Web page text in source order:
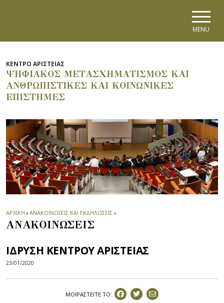
MENU
ΚΕΝΤΡΟ ΑΡΙΣΤΕΙΑΣ
ΨΗΦΙΑΚΟΣ ΜΕΤΑΣΧΗΜΑΤΙΣΜΟΣ ΚΑΙ
ΑΝΘΡΩΠΙΣΤΙΚΕΣ ΚΑΙ ΚΟΙΝΩΝΙΚΕΣ
ΕΠΙΣΤΗΜΕΣ
ΑΡΧΙΚΗ» ΑΝΑΚΟΙΝΩΣΕΙΣ ΚΑΙ ΕΚΔΗΛΩΣΕΙΣ»
ΑΝΑΚΟΙΝΩΣΕΙΣ
ΙΔΡΥΣΗ ΚΕΝΤΡΟΥ ΑΡΙΣΤΕΙΑΣ
23/01/2020
ΜΟΙΡΑΣΤEIΤΕ ΤΟ: